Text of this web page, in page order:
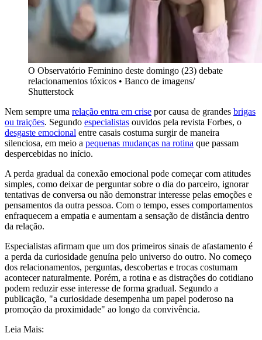
O Observatório Feminino deste domingo (23) debate
relacionamentos tóxicos • Banco de imagens/
Shutterstock
Nem sempre uma relação entra em crise por causa de grandes brigas
ou traições. Segundo especialistas ouvidos pela revista Forbes, o
desgaste emocional entre casais costuma surgir de maneira
silenciosa, em meio a pequenas mudanças na rotina que passam
despercebidas no início.
A perda gradual da conexão emocional pode começar com atitudes
simples, como deixar de perguntar sobre o dia do parceiro, ignorar
tentativas de conversa ou não demonstrar interesse pelas emoções e
pensamentos da outra pessoa. Com o tempo, esses comportamentos
enfraquecem a empatia e aumentam a sensação de distância dentro
da relação.
Especialistas afirmam que um dos primeiros sinais de afastamento é
a perda da curiosidade genuína pelo universo do outro. No começo
dos relacionamentos, perguntas, descobertas e trocas costumam
acontecer naturalmente. Porém, a rotina e as distrações do cotidiano
podem reduzir esse interesse de forma gradual. Segundo a
publicação, "a curiosidade desempenha um papel poderoso na
promoção da proximidade" ao longo da convivência.
Leia Mais: